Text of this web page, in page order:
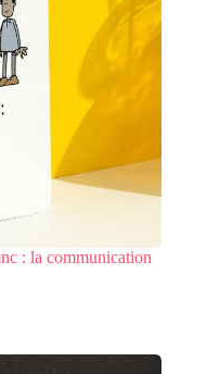
: la communication